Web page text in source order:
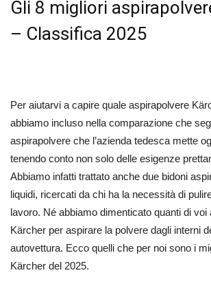
Gli 8 migliori
– Classifica 2025
Per aiutarvi a capire quale aspirapolvere
abbiamo incluso nella comparazione che
aspirapolvere che l’azienda tedesca mette
tenendo conto non solo delle esigenze
Abbiamo infatti trattato anche due bidoni
liquidi, ricercati da chi ha la necessità di
lavoro. Né abbiamo dimenticato quanti di voi
Kärcher per aspirare la polvere dagli interni
autovettura. Ecco quelli che per noi sono i
Kärcher del 2025.